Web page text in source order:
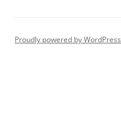
Proudly powered by WordPress